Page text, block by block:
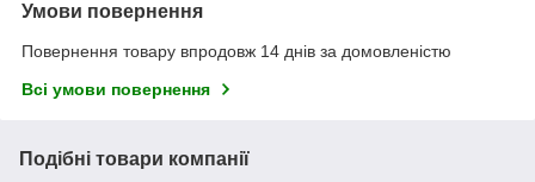
Умови повернення
Повернення товару впродовж 14 днів за домовленістю
Всі умови повернення
Подібні товари компанії